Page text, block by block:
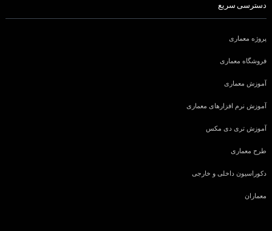
دسترسی سریع
پروژه معماری
فروشگاه معماری
آموزش معماری
آموزش نرم افزارهای معماری
آموزش تری دی مکس
طرح معماری
دکوراسیون داخلی و خارجی
معماران